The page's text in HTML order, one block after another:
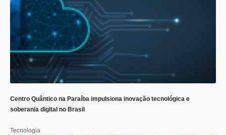
Centro Quântico na Paraíba impulsiona inovação tecnológica e
soberania digital no Brasil
Tecnologia